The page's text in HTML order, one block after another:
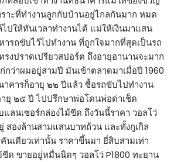
ราะที่ทำงานลูกกับบ้านอยู่ไกลกันมาก หมด
ให้ทันเวลาทำงานได้ แม่ให้เงินมาแสน
ารถขับไว้ไปทำงาน ที่ถูกใจมากที่สุดเป็นรถ
รงปราดเปรียวสปอร์ต ถึงอายุอานานจะมาก
กว่าผมอยู่สามปี มันเข้าตลาดมาเมื่อปี 1960
าคารก็อายุ ๒๒ ปีแล้ว ซื้อรถขับไปทำงาน
ยุ ๒๕ ปี ไปปรึกษาพ่อโดนพ่อด่าเช็ด
ลนเซอร์กล่องไม้ขีด ถึงวันนี้ราคา วอลโว่
สองล้านสามแสนบาทถ้วน และทั้งกูเกิล
นเดียวเท่านั้น ราคาขึ้นมา ยี่สิบสามเท่า
ด ขายอยู่หมื่นนิดๆ วอลโว่ P1800 ทะยาน